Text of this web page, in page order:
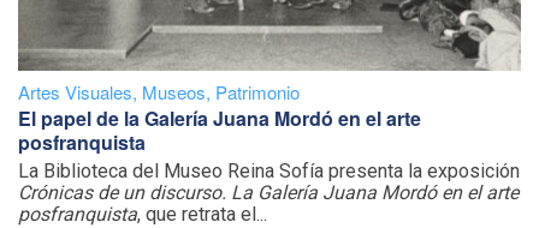
Artes Visuales, Museos, Patrimonio
El papel de la Galería Juana Mordó en el arte
posfranquista
La Biblioteca del Museo Reina Sofía presenta la exposición
Crónicas de un discurso. La Galería Juana Mordó en el arte
posfranquista, que retrata el...